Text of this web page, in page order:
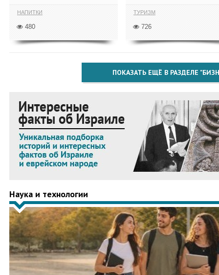
НАПИТКИ
480
ТУРИЗМ
726
ПОКАЗАТЬ ЕЩЁ В РАЗДЕЛЕ
Наука и технологии